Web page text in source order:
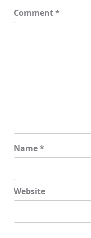
Comment*
Name*
Website